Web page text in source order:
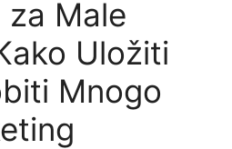
za Male
Uložiti
Mnogo